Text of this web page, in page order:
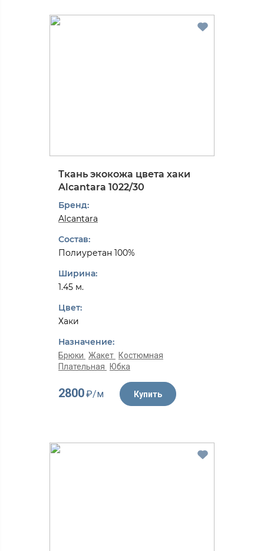
Ткань экокожа цвета хаки
Alcantarа 1022/30
Бренд:
Alcantarа
Состав:
Полиуретан 100%
Ширина:
1.45 м.
Цвет:
Хаки
Назначение:
Брюки Жакет
Костюмная
Плательная
Юбка
2800₽/м Купить